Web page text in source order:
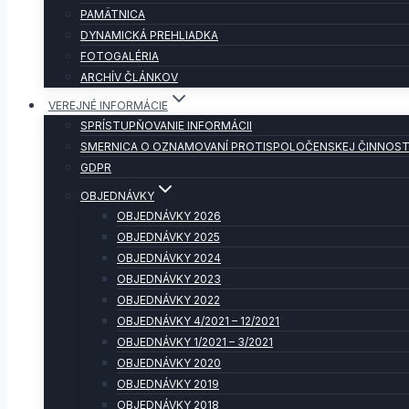
PAMÄTNICA
DYNAMICKÁ PREHLIADKA
FOTOGALÉRIA
ARCHÍV ČLÁNKOV
VEREJNÉ INFORMÁCIE
SPRÍSTUPŇOVANIE INFORMÁCII
SMERNICA O OZNAMOVANÍ PROTISPOLOČENSKEJ
GDPR
OBJEDNÁVKY
OBJEDNÁVKY 2026
OBJEDNÁVKY 2025
OBJEDNÁVKY 2024
OBJEDNÁVKY 2023
OBJEDNÁVKY 2022
OBJEDNÁVKY 4/2021 – 12/2021
OBJEDNÁVKY 1/2021 – 3/2021
OBJEDNÁVKY 2020
OBJEDNÁVKY 2019
OBJEDNÁVKY 2018